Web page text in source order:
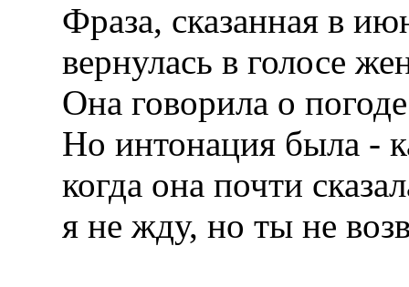
Фраза, сказанная в
вернулась в голосе
Она говорила о
Но интонация была -
когда она почти
я не жду, но ты не